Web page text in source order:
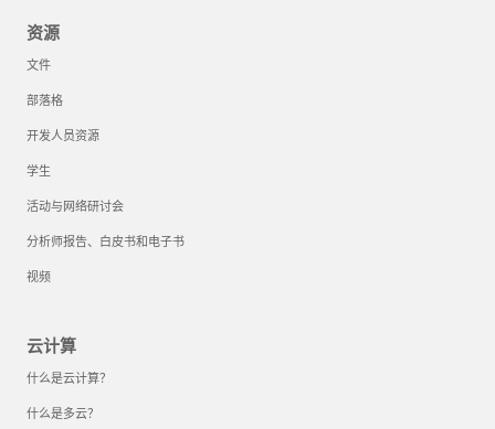
资源
文件
部落格
开发人员资源
学生
活动与网络研讨会
分析师报告、白皮书和电子书
视频
云计算
什么是云计算？
什么是多云？